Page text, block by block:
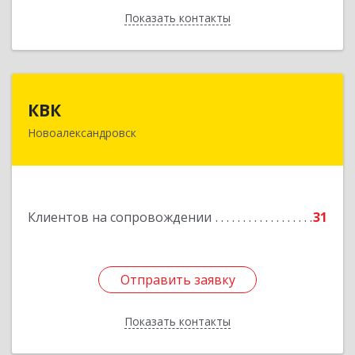
Показать контакты
Назад
КВК
Новоалександровск
Клиентов на сопровождении 31
Отправить заявку
Показать контакты
Подробнее
Отправить заявку
Назад